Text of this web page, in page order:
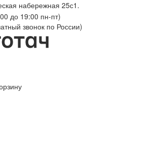
набережная 25с1.
до 19:00 пн-пт)
звонок по России)